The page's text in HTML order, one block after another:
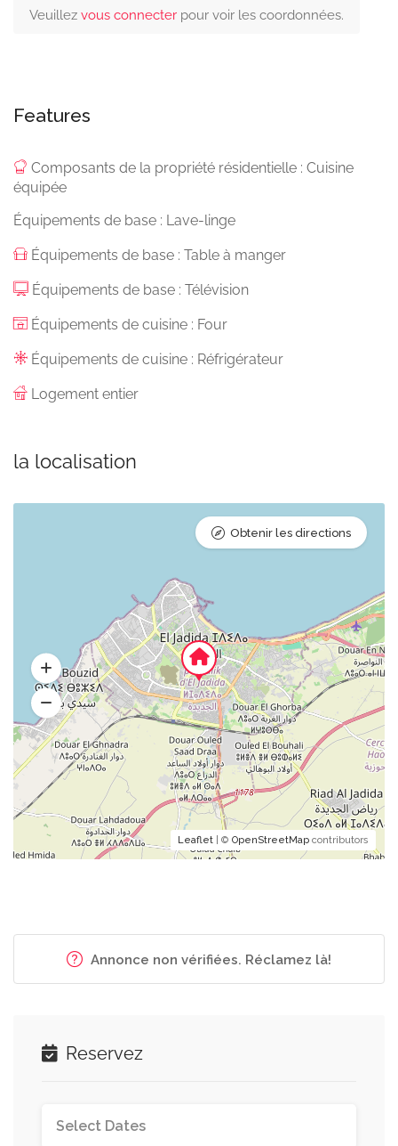
Veuillez vous connecter pour voir les coordonnées.
Features
Composants de la propriété résidentielle : Cuisine
équipée
Équipements de base : Lave-linge
Équipements de base : Table à manger
Équipements de base : Télévision
Équipements de cuisine : Four
Équipements de cuisine : Réfrigérateur
Logement entier
la localisation
Leaflet | © OpenStreetMap contributors
Obtenir les directions
Annonce non vérifiées. Réclamez là!
Reservez